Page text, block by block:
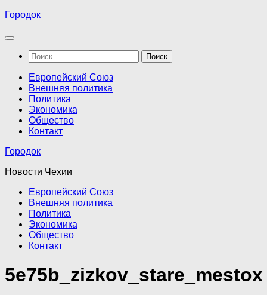
Перейти
содержимому
Городок
Найти:
Европейский Союз
Внешняя политика
Политика
Экономика
Общество
Контакт
Городок
Новости Чехии
Европейский Союз
Внешняя политика
Политика
Экономика
Общество
Контакт
5e75b_zizkov_stare_mestox